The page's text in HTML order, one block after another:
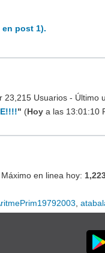
en post 1).
23,215 Usuarios - Último
" (Hoy a las 13:01:10
en linea hoy:
,